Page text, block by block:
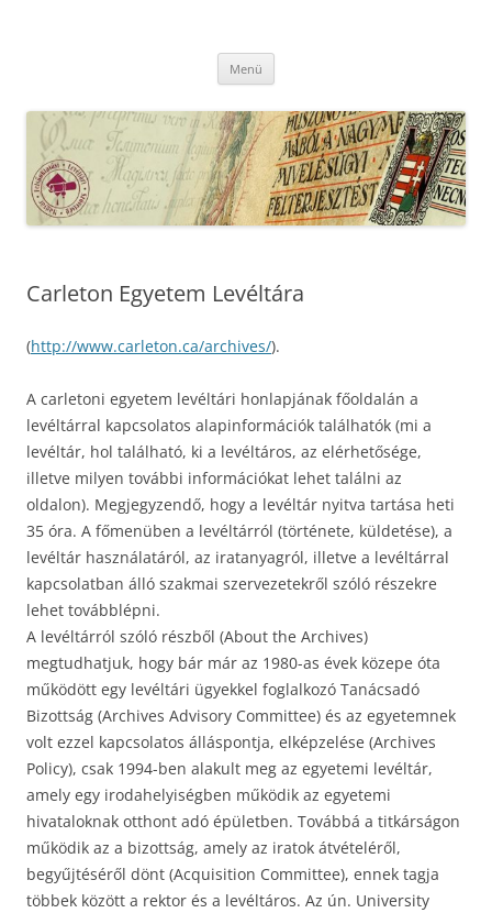
Menü
Carleton Egyetem Levéltára
(http://www.carleton.ca/archives/).
A carletoni egyetem levéltári honlapjának főoldalán a
levéltárral kapcsolatos alapinformációk találhatók (mi a
levéltár, hol található, ki a levéltáros, az elérhetősége,
illetve milyen további információkat lehet találni az
oldalon). Megjegyzendő, hogy a levéltár nyitva tartása heti
35 óra. A főmenüben a levéltárról (története, küldetése), a
levéltár használatáról, az iratanyagról, illetve a levéltárral
kapcsolatban álló szakmai szervezetekről szóló részekre
lehet továbblépni.
A levéltárról szóló részből (About the Archives)
megtudhatjuk, hogy bár már az 1980-as évek közepe óta
működött egy levéltári ügyekkel foglalkozó Tanácsadó
Bizottság (Archives Advisory Committee) és az egyetemnek
volt ezzel kapcsolatos álláspontja, elképzelése (Archives
Policy), csak 1994-ben alakult meg az egyetemi levéltár,
amely egy irodahelyiségben működik az egyetemi
hivataloknak otthont adó épületben. Továbbá a titkárságon
működik az a bizottság, amely az iratok átvételéről,
begyűjtéséről dönt (Acquisition Committee), ennek tagja
többek között a rektor és a levéltáros. Az ún. University